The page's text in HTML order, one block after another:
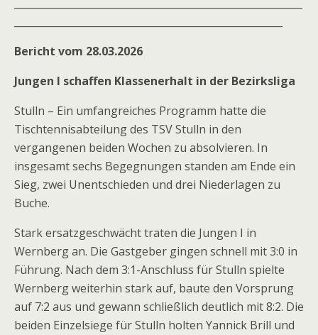
Bericht vom 28.03.2026
Jungen I schaffen Klassenerhalt in der Bezirksliga
Stulln – Ein umfangreiches Programm hatte die
Tischtennisabteilung des TSV Stulln in den
vergangenen beiden Wochen zu absolvieren. In
insgesamt sechs Begegnungen standen am Ende ein
Sieg, zwei Unentschieden und drei Niederlagen zu
Buche.
Stark ersatzgeschwächt traten die Jungen I in
Wernberg an. Die Gastgeber gingen schnell mit 3:0 in
Führung. Nach dem 3:1-Anschluss für Stulln spielte
Wernberg weiterhin stark auf, baute den Vorsprung
auf 7:2 aus und gewann schließlich deutlich mit 8:2. Die
beiden Einzelsiege für Stulln holten Yannick Brill und